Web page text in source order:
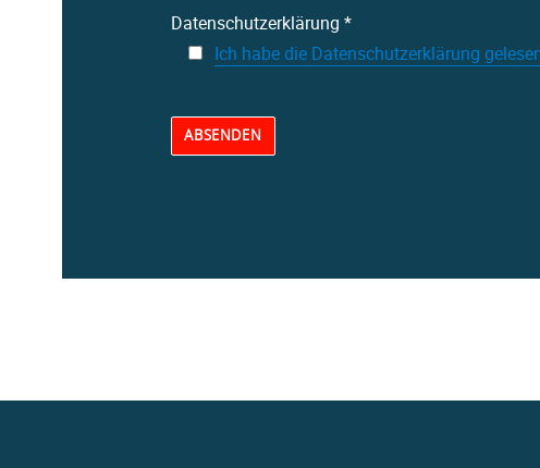
Datenschutzerklärung *
Ich habe die Datenschutzerklärung